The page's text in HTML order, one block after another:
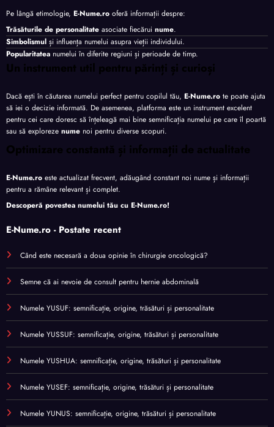
Pe lângă etimologie, E-Nume.ro oferă informații despre:
Trăsăturile de personalitate asociate fiecărui nume.
Simbolismul și influența numelui asupra vieții individului.
Popularitatea numelui în diferite regiuni și perioade de timp.
Un instrument util pentru părinți și curioși
Dacă ești în căutarea numelui perfect pentru copilul tău, E-Nume.ro te poate ajuta
să iei o decizie informată. De asemenea, platforma este un instrument excelent
pentru cei care doresc să înțeleagă mai bine semnificația numelui pe care îl poartă
sau să exploreze nume noi pentru diverse scopuri.
Optimizare constantă și informații de actualitate
E-Nume.ro este actualizat frecvent, adăugând constant noi nume și informații
pentru a rămâne relevant și complet.
Descoperă povestea numelui tău cu E-Nume.ro!
E-Nume.ro - Postate recent
Când este necesară a doua opinie în chirurgie oncologică?
Semne că ai nevoie de consult pentru hernie abdominală
Numele YUSUF: semnificație, origine, trăsături și personalitate
Numele YUSSUF: semnificație, origine, trăsături și personalitate
Numele YUSHUA: semnificație, origine, trăsături și personalitate
Numele YUSEF: semnificație, origine, trăsături și personalitate
Numele YUNUS: semnificație, origine, trăsături și personalitate